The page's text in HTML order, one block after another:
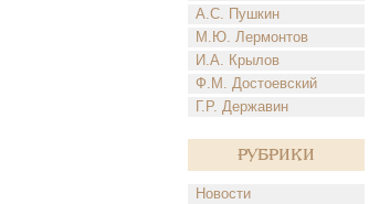
А.С. Пушкин
М.Ю. Лермонтов
И.А. Крылов
Ф.М. Достоевский
Г.Р. Державин
Рубрики
Новости